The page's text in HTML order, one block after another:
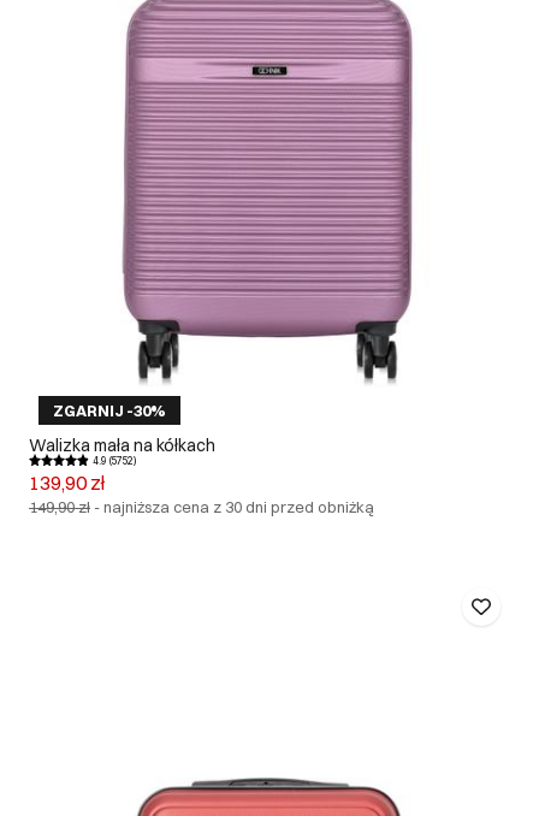
ZGARNIJ -30%
Walizka mała na kółkach
4.9 (5752)
139,90 zł
149,90 zł -najniższa cena z 30 dni przed obniżką